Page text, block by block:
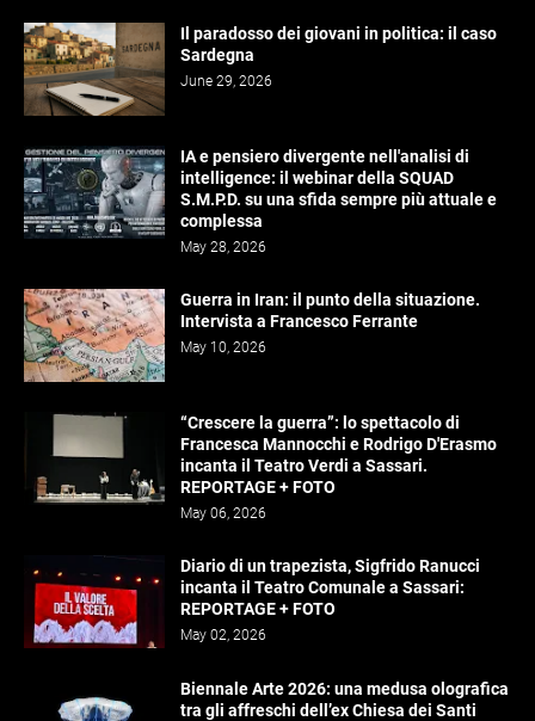
Il paradosso dei giovani in politica: il caso
Sardegna
June 29, 2026
IA e pensiero divergente nell'analisi di
intelligence: il webinar della SQUAD
S.M.P.D. su una sfida sempre più attuale e
complessa
May 28, 2026
Guerra in Iran: il punto della situazione.
Intervista a Francesco Ferrante
May 10, 2026
“Crescere la guerra”: lo spettacolo di
Francesca Mannocchi e Rodrigo D'Erasmo
incanta il Teatro Verdi a Sassari.
REPORTAGE + FOTO
May 06, 2026
Diario di un trapezista, Sigfrido Ranucci
incanta il Teatro Comunale a Sassari:
REPORTAGE + FOTO
May 02, 2026
Biennale Arte 2026: una medusa olografica
tra gli affreschi dell’ex Chiesa dei Santi